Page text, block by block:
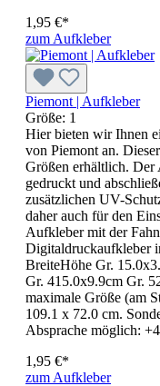
1,95 €*
zum Aufkleber
Piemont | Aufkleber
Größe: 1
Hier bieten wir Ihnen
von Piemont an.
Größen erhältlich.
gedruckt und
zusätzlichen UV-
daher auch für den
Aufkleber mit der
Digitaldruckaufkleber
BreiteHöhe Gr.
Gr. 415.0x9.9cm Gr.
maximale Größe (am
109.1 x 72.0 cm.
Absprache möglich:
1,95 €*
zum Aufkleber